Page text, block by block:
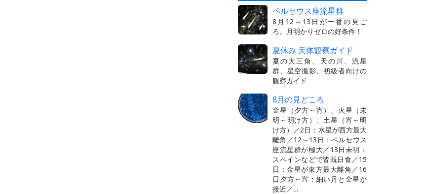
ペルセウス座流星群
8月12～13日が一番の見ご
ろ。月明かりゼロの好条件！
夏休み 天体観察ガイド
夏の大三角、天の川、流星
群、星空撮影。初級者向けの
観察ガイド
8月の見どころ
金星（夕方～宵）、火星（未
明～明け方）、土星（宵～明
け方）／2日：水星が西方最大
離角／12～13日：ペルセウス
座流星群が極大／13日未明：
スペインなどで皆既日食／15
日：金星が東方最大離角／16
日夕方～宵：細い月と金星が
接近／…